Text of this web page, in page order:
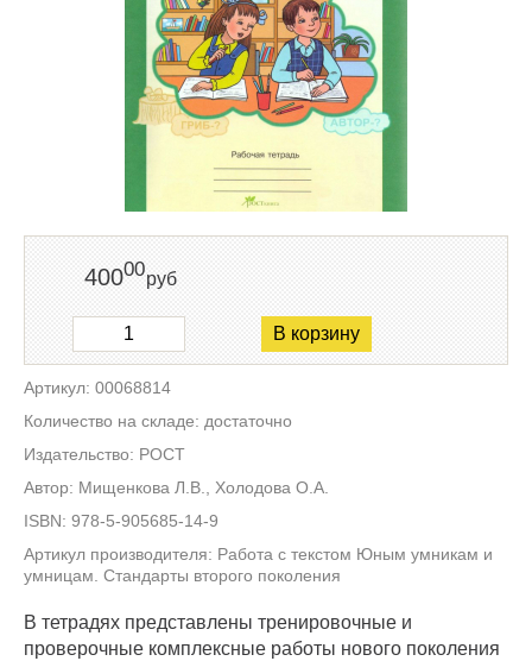
40000руб
В корзину
Артикул: 00068814
Количество на складе: достаточно
Издательство: РОСТ
Автор: Мищенкова Л.В., Холодова О.А.
ISBN: 978-5-905685-14-9
Артикул производителя: Работа с текстом Юным умникам и
умницам. Стандарты второго поколения
В тетрадях представлены тренировочные и
проверочные комплексные работы нового поколения